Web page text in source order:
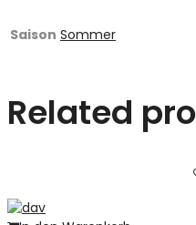
Saison Sommer
Related